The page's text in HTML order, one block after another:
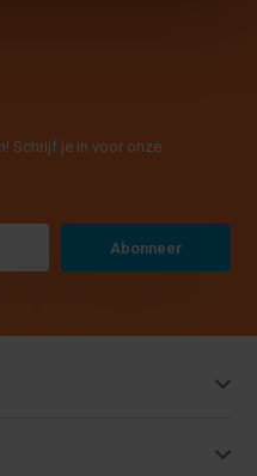
Schrijf je in voor onze
Abonneer